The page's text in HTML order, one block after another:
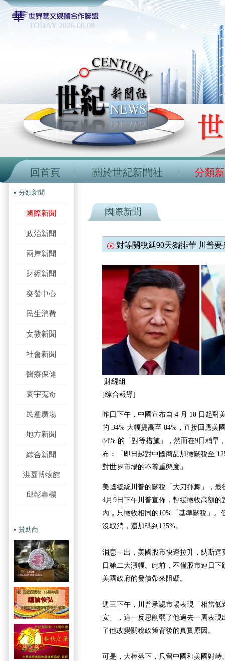
TODAY 2026.08.09
回首頁 關於世紀新聞社 分類
分類新聞
國際新聞
政治新聞
兩岸新聞
財經新聞
突發中心
民生消費
文教新聞
社會新聞
醫療保健
寰宇蒐奇
民意廣場
地方新聞
綜合新聞
洪園博物館
邱彰專欄
贊助商
國際新聞
對等關稅延90天獨排華 川普要
財經組
[綜合報導]
昨日下午，中國宣布自 4 月 10 日起對
的 34% 大幅提高至 84%，直接回應美
84% 的「對等措施」， 然而在9日稍早
布：「即日起對中國商品加徵關稅至
對世界市場的不尊重態度」
美國總統川普的關稅「大刀揮舞」，
4月9日下午川普宣佈，暫緩徵收高額的
內，只徵收相同的10%「基準關稅」。
沒取消，還加碼到125%。
消息一出，美國股市快速拉升，納斯達
日第二大漲幅。此前，不僅股市連日
美國政府的發債帶來阻礙。
週三下午，川普承認市場表現「相當
安」，這一反思削弱了他過去一周表
了他改變關稅政策背後的真實原因。
可是，大棒落下，只留中國和美國對